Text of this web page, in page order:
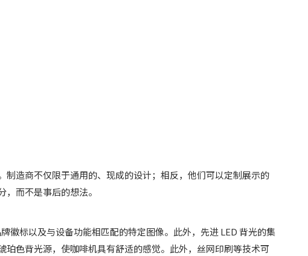
造商不仅限于通用的、现成的设计；相反，他们可以定制展示的
而不是事后的想法。
徽标以及与设备功能相匹配的特定图像。此外，先进 LED 背光的集
色背光源，使咖啡机具有舒适的感觉。此外，丝网印刷等技术可